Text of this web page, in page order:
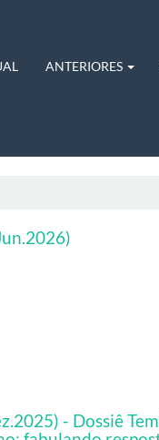
ANTERIORES
- Dossiê